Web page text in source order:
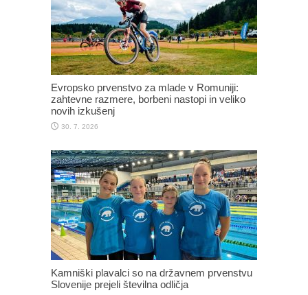
Evropsko prvenstvo za mlade v Romuniji:
zahtevne razmere, borbeni nastopi in veliko
novih izkušenj
30. 7. 2026
Kamniški plavalci so na državnem prvenstvu
Slovenije prejeli številna odličja